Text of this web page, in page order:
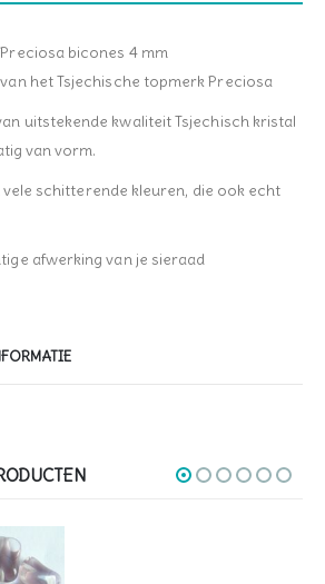
bicones 4 mm
het Tsjechische topmerk Preciosa
uitstekende kwaliteit Tsjechisch kristal
van vorm.
schitterende kleuren, die ook echt
afwerking van je sieraad